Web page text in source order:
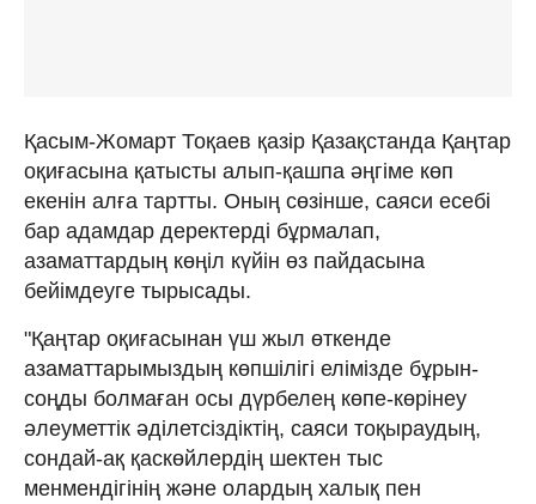
Қасым-Жомарт Тоқаев қазір Қазақстанда Қаңтар
оқиғасына қатысты алып-қашпа әңгіме көп
екенін алға тартты. Оның сөзінше, саяси есебі
бар адамдар деректерді бұрмалап,
азаматтардың көңіл күйін өз пайдасына
бейімдеуге тырысады.
"Қаңтар оқиғасынан үш жыл өткенде
азаматтарымыздың көпшілігі елімізде бұрын-
соңды болмаған осы дүрбелең көпе-көрінеу
әлеуметтік әділетсіздіктің, саяси тоқыраудың,
сондай-ақ қаскөйлердің шектен тыс
менмендігінің және олардың халық пен